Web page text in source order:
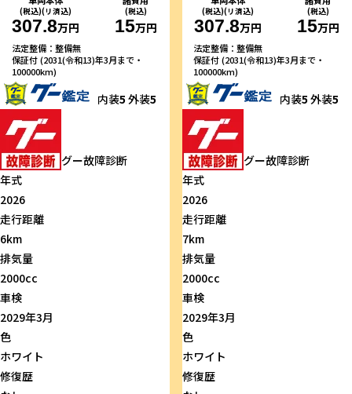
(税込)(リ済込)
307.8万円
(税込)
15万円
法定整備：整備無
保証付 (2031(令和13)年3月まで・
100000km)
内装5 外装5
グー故障診断
年式
2026
走行距離
6km
排気量
2000cc
車検
2029年3月
色
ホワイト
修復歴
(税込)(リ済込)
307.8万円
(税込)
15万円
法定整備：整備無
保証付 (2031(令和13)年3月まで・
100000km)
内装5 外装5
グー故障診断
年式
2026
走行距離
7km
排気量
2000cc
車検
2029年3月
色
ホワイト
修復歴